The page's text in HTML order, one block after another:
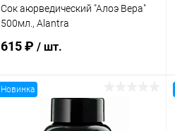
Сок аюрведический "Алоэ Вера"
500мл., Alantra
615 ₽ / шт.
В корзину
Новинка